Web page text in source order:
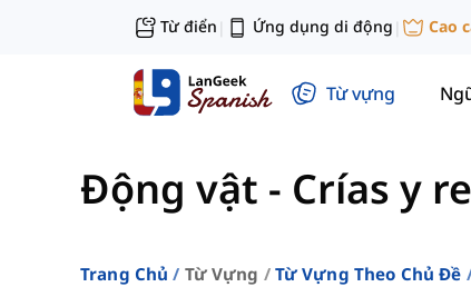
Từ điển | Ứng dụng di động | Cao
Từ vựng
Động vật - Crías y
Trang Chủ Từ Vựng Từ Vựng Theo Chủ Đề